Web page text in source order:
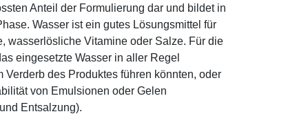
Anteil der Formulierung dar und bildet in
Wasser ist ein gutes Lösungsmittel für
wasserlösliche Vitamine oder Salze. Für die
eingesetzte Wasser in aller Regel
des Produktes führen könnten, oder
von Emulsionen oder Gelen
Entsalzung).